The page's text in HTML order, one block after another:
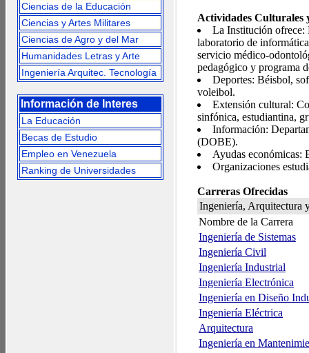
Ciencias de la Educación
Ciencias y Artes Militares
Ciencias de Agro y del Mar
Humanidades Letras y Arte
Ingeniería Arquitec. Tecnología
Información de Interes
La Educación
Becas de Estudio
Empleo en Venezuela
Ranking de Universidades
Actividades Culturales
La Institución ofrece:
laboratorio de
servicio médico-
pedagógico y programa
Deportes: Béisbol,
voleibol.
Extensión cultural:
sinfónica, estudiantina,
Información:
(DOBE).
Ayudas económicas:
Organizaciones
Carreras Ofrecidas
Ingeniería, Arquitectura
Nombre de la Carrera
Ingeniería de Sistemas
Ingeniería Civil
Ingeniería Industrial
Ingeniería Electrónica
Ingeniería en Diseño
Ingeniería Eléctrica
Arquitectura
Ingeniería en